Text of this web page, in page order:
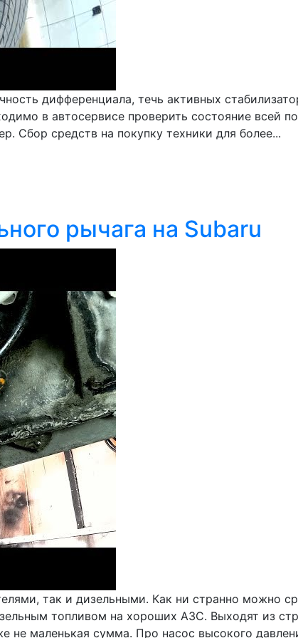
дифференциала, течь активных
в автосервисе проверить состояние всей
Сбор средств на покупку техники для более...
рычага на Subaru
так и дизельными. Как ни странно можно
топливом на хороших АЗС. Выходят из
не маленькая сумма. Про насос высокого